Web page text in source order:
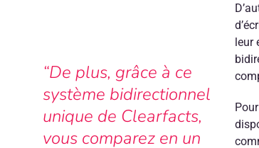
“De plus, grâce à ce
système bidirectionnel
unique de Clearfacts,
vous comparez en un
leur